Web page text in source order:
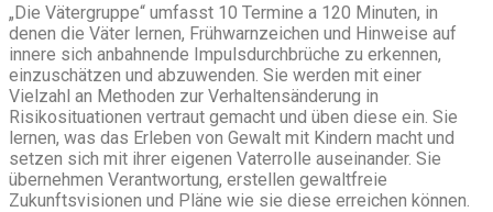
„Die Vätergruppe“ umfasst 10 Termine a 120 Minuten, in
denen die Väter lernen, Frühwarnzeichen und Hinweise auf
innere sich anbahnende Impulsdurchbrüche zu erkennen,
einzuschätzen und abzuwenden. Sie werden mit einer
Vielzahl an Methoden zur Verhaltensänderung in
Risikosituationen vertraut gemacht und üben diese ein. Sie
lernen, was das Erleben von Gewalt mit Kindern macht und
setzen sich mit ihrer eigenen Vaterrolle auseinander. Sie
übernehmen Verantwortung, erstellen gewaltfreie
Zukunftsvisionen und Pläne wie sie diese erreichen können.